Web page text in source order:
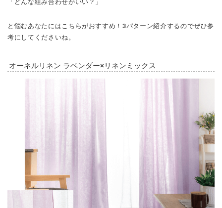
「どんな組み合わせがいい？」
と悩むあなたにはこちらがおすすめ！3パターン紹介するのでぜひ参
考にしてくださいね。
オーネルリネン ラベンダー×リネンミックス